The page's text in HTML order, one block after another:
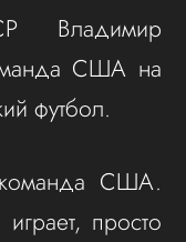
Владимир
США на
футбол.
США.
просто